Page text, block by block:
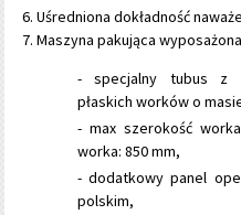
Uśredniona dokładność
Maszyna pakująca
- specjalny tubus z
płaskich worków o
- max szerokość
worka: 850 mm,
- dodatkowy panel
polskim,